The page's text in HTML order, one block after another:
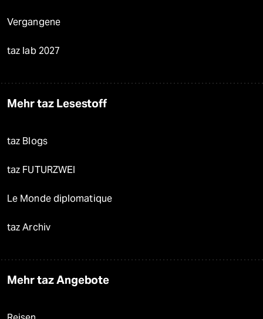
Vergangene
taz lab 2027
Mehr taz Lesestoff
taz Blogs
taz FUTURZWEI
Le Monde diplomatique
taz Archiv
Mehr taz Angebote